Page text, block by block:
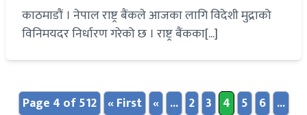
काठमाडौं । नेपाल राष्ट्र बैंकले आजका लागि विदेशी मुद्राको
विनिमयदर निर्धारण गरेको छ । राष्ट्र बैंकका[...]
Page 4 of 512 « First « ... 2 3 4 5 6 ...